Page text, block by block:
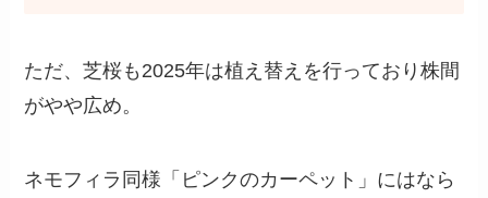
ただ、芝桜も2025年は植え替えを行っており株間
がやや広め。
ネモフィラ同様「ピンクのカーペット」にはなら